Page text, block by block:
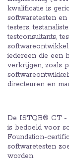
kwalificatie is
softwaretesten en
testers,
testconsultants,
iedereen die een
verkrijgen, zoals
directeuren en
De ISTQB® CT -
is bedoeld voor
Foundation-
softwaretesten
worden.